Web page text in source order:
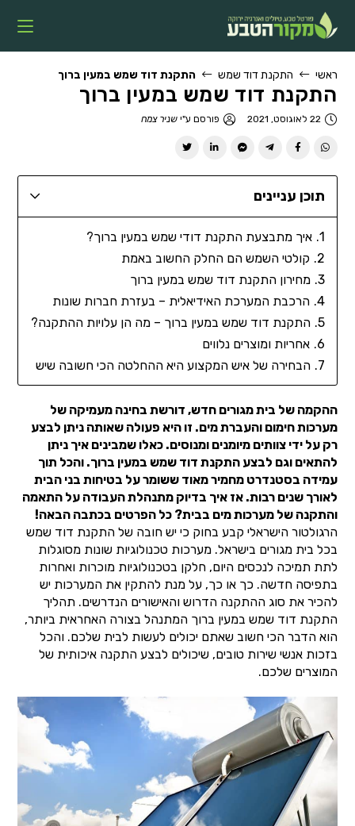
ראשי התקנת דוד שמש התקנת דוד שמש במעין ברוך
התקנת דוד שמש במעין ברוך
22 לאוגוסט, 2021 פורסם ע"ישניר צמח
תוכן עניינים
איך מתבצעת התקנת דודי שמש במעין ברוך?
קולטי השמש הם החלק החשוב באמת
מחירון התקנת דוד שמש במעין ברוך
הרכבת המערכת האידיאלית – בעזרת חברות שונות
התקנת דוד שמש במעין ברוך – מה הן עלויות ההתקנה?
אחריות ומוצרים נלווים
הבחירה של איש המקצוע היא ההחלטה הכי חשובה שיש
ההקמה של בית מגורים חדש, דורשת בחינה מעמיקה של
מערכות חימום והעברת מים. זו היא פעולה שאותה ניתן לבצע
רק על ידי צוותים מיומנים ומנוסים. כאלו שמבינים איך ניתן
להתאים וגם לבצע התקנת דוד שמש במעין ברוך. והכל תוך
עמידה בסטנדרט מחמיר מאוד ששומר על בטיחות בני הבית
לאורך שנים רבות. אז איך בדיוק מתנהלת העבודה על התאמה
והתקנה של מערכות מים בבית? כל הפרטים בכתבה הבאה!
הרגולטור הישראלי קבע בחוק כי יש חובה של התקנת דוד שמש
בכל בית מגורים בישראל. מערכות טכנולוגיות שונות מסוגלות
לתת תמיכה לנכסים היום, חלקן בטכנולוגיות מוכרות ואחרות
בתפיסה חדשה. כך או כך, על מנת להתקין את המערכות יש
להכיר את סוג ההתקנה הדרוש והאישורים הנדרשים. תהליך
התקנת דוד שמש במעין ברוך המתנהל בצורה האחראית ביותר,
הוא הדבר הכי חשוב שאתם יכולים לעשות לבית שלכם. והכל
בזכות אנשי שירות טובים, שיכולים לבצע התקנה איכותית של
המוצרים שלכם.